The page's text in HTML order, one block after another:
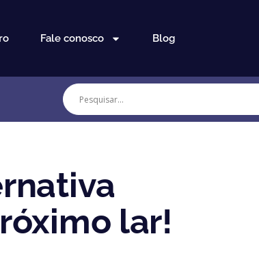
Fale conosco Blog
lar!